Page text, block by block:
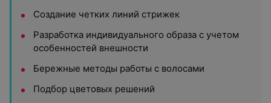
Создание четких линий стрижек
Разработка индивидуального образа с учетом
особенностей внешности
Бережные методы работы с волосами
Подбор цветовых решений